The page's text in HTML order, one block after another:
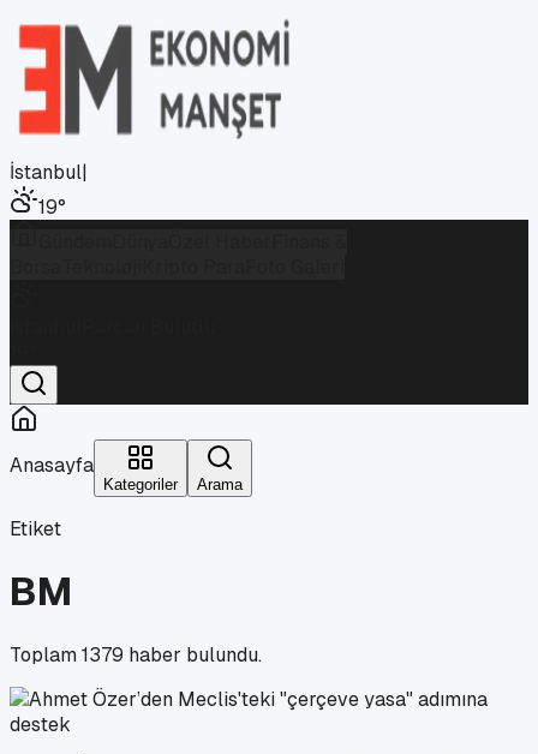
İstanbul|
19°
Anasayfa
Kategoriler Arama
Etiket
BM
Toplam1379 haber bulundu.